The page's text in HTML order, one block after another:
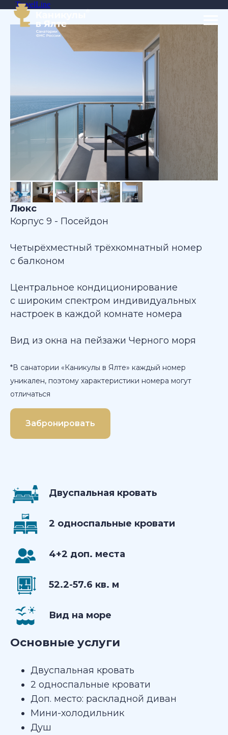
TravelLine
Люкс
Корпус 9 - Посейдон
Четырёхместный трёхкомнатный номер
с балконом
Центральное кондиционирование
с широким спектром индивидуальных
настроек в каждой комнате номера
Вид из окна на пейзажи Черного моря
*В санатории «Каникулы в Ялте» каждый номер
уникален, поэтому характеристики номера могут
отличаться
Забронировать
Двуспальная кровать
2 односпальные кровати
4+2 доп. места
52.2-57.6 кв. м
Вид на море
Основные услуги
Двуспальная кровать
2 односпальные кровати
Доп. место: раскладной диван
Мини-холодильник
Душ